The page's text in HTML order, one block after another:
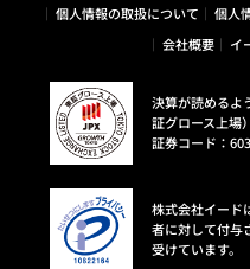
個人情報の取扱について
個人
会社概要
イ
決算が読めるよ
証グロース上場
証券コード：
株式会社イード
者に対して付与
受けています。